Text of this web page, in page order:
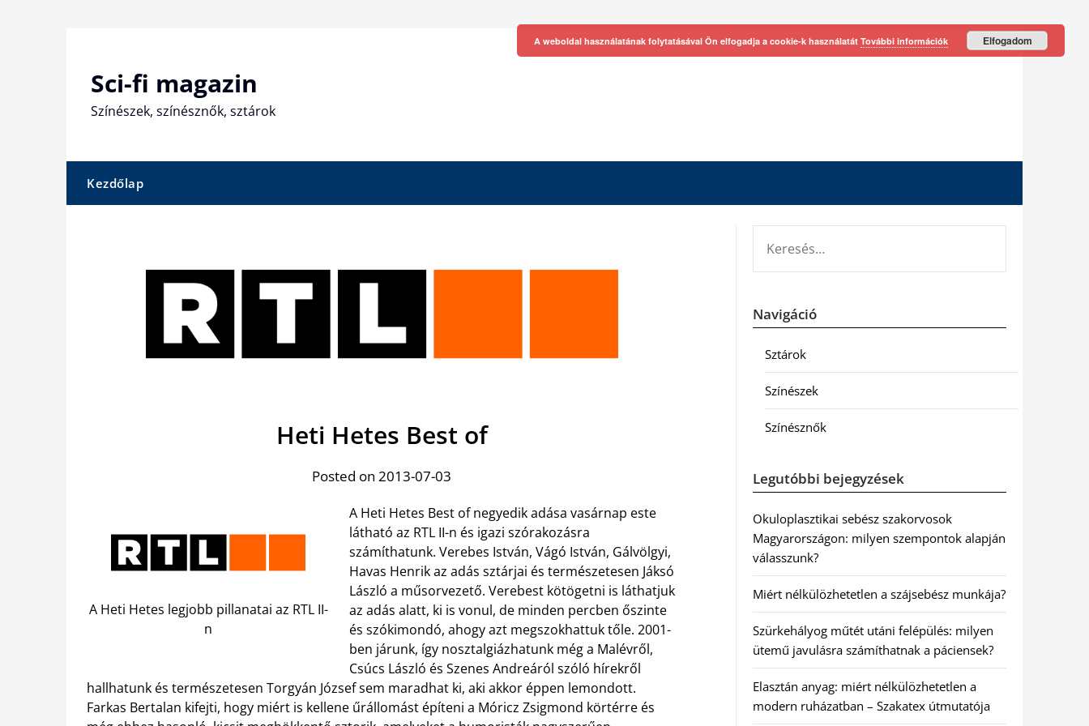
Sci-fi magazin
Színészek, színésznők, sztárok
Kezdőlap
Heti Hetes Best of
Posted on 2013-07-03
A Heti Hetes legjobb pillanatai az RTL II-
n
A Heti Hetes Best of negyedik adása vasárnap este
látható az RTL II-n és igazi szórakozásra
számíthatunk. Verebes István, Vágó István, Gálvölgyi,
Havas Henrik az adás sztárjai és természetesen Jáksó
László a műsorvezető. Verebest kötögetni is láthatjuk
az adás alatt, ki is vonul, de minden percben őszinte
és szókimondó, ahogy azt megszokhattuk tőle. 2001-
ben járunk, így nosztalgiázhatunk még a Malévről,
Csúcs László és Szenes Andreáról szóló hírekről
hallhatunk és természetesen Torgyán József sem maradhat ki, aki akkor éppen lemondott.
Farkas Bertalan kifejti, hogy miért is kellene űrállomást építeni a Móricz Zsigmond körtérre és
Navigáció
Sztárok
Színészek
Színésznők
Legutóbbi bejegyzések
Okuloplasztikai sebész szakorvosok
Magyarországon: milyen szempontok alapján
válasszunk?
Miért nélkülözhetetlen a szájsebész munkája?
Szürkehályog műtét utáni felépülés: milyen
ütemű javulásra számíthatnak a páciensek?
Elasztán anyag: miért nélkülözhetetlen a
modern ruházatban – Szakatex útmutatója
A weboldal használatának folytatásával Ön elfogadja a cookie-k használatát További információk Elfogadom